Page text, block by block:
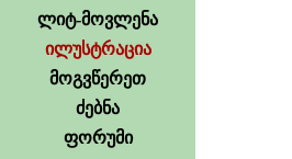
ლიტ-მოვლენა
ილუსტრაცია
მოგვწერეთ
ძებნა
ფორუმი